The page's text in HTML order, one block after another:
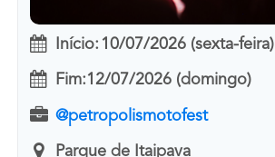
Início: 10/07/2026 (sexta-feira)
Fim:12/07/2026 (domingo)
@petropolismotofest
Parque de Itaipava